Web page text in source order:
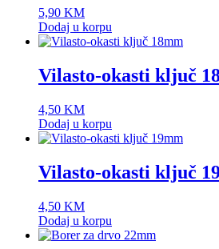
5,90 KM
Dodaj u korpu
Vilasto-okasti ključ
4,50 KM
Dodaj u korpu
Vilasto-okasti ključ
4,50 KM
Dodaj u korpu